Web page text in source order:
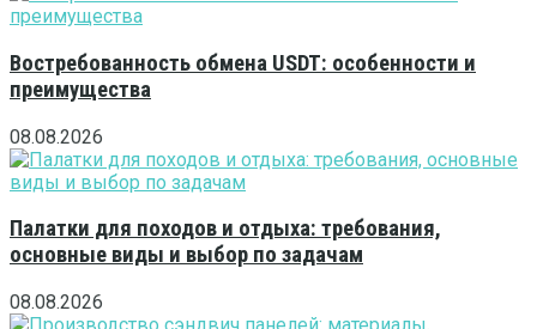
Востребованность обмена USDT: особенности и
преимущества
08.08.2026
Палатки для походов и отдыха: требования,
основные виды и выбор по задачам
08.08.2026